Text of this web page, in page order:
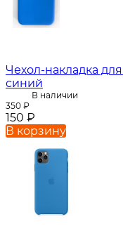
Чехол-накладка
синий
В наличии
350 ₽
150 ₽
В корзину